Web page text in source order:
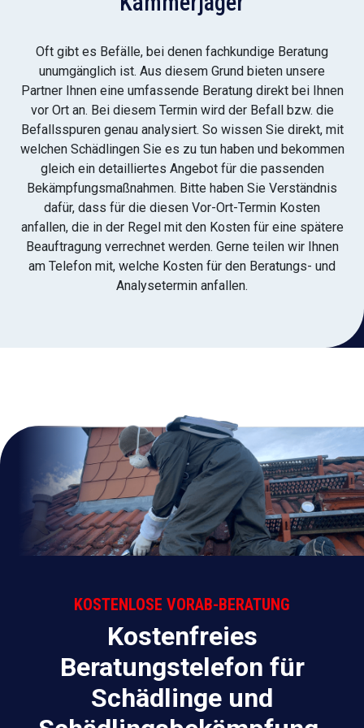
Oft gibt es Befälle, bei denen fachkundige Beratung
unumgänglich ist. Aus diesem Grund bieten unsere
Partner Ihnen eine umfassende Beratung direkt bei Ihnen
vor Ort an. Bei diesem Termin wird der Befall bzw. die
Befallsspuren genau analysiert. So wissen Sie direkt, mit
welchen Schädlingen Sie es zu tun haben und bekommen
gleich ein detailliertes Angebot für die passenden
Bekämpfungsmaßnahmen. Bitte haben Sie Verständnis
dafür, dass für die diesen Vor-Ort-Termin Kosten
anfallen, die in der Regel mit den Kosten für eine spätere
Beauftragung verrechnet werden. Gerne teilen wir Ihnen
am Telefon mit, welche Kosten für den Beratungs- und
Analysetermin anfallen.
KOSTENLOSE VORAB-BERATUNG
Kostenfreies
Beratungstelefon für
Schädlinge und